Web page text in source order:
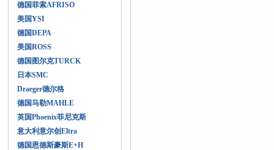
德国菲索AFRISO
美国YSI
德国DEPA
美国ROSS
德国图尔克TURCK
日本SMC
Draeger德尔格
德国马勒MAHLE
英国Phoenix菲尼克斯
意大利意尔创Eltra
德国恩德斯豪斯E+H